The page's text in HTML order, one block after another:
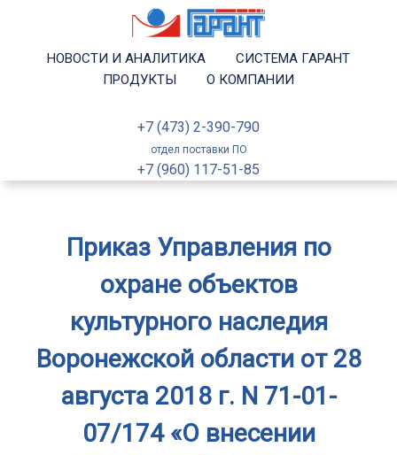
НОВОСТИ И АНАЛИТИКА
СИСТЕМА ГАРАНТ
ПРОДУКТЫ
О КОМПАНИИ
+7 (473) 2-390-790
отдел поставки ПО
+7 (960) 117-51-85
Приказ Управления по
охране объектов
культурного наследия
Воронежской области от 28
августа 2018 г. N 71-01-
07/174 «О внесении